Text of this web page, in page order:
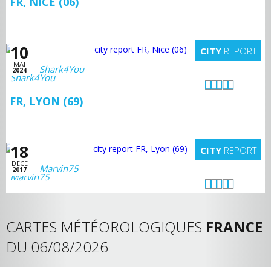
10
MAI
2024
CITY REPORT
Shark4You
FR, LYON (69)
18
DECE
2017
CITY REPORT
Marvin75
CARTES MÉTÉOROLOGIQUES FRANCE
DU 06/08/2026